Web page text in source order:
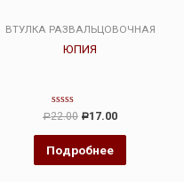
ВТУЛКА РАЗВАЛЬЦОВОЧНАЯ
ЮПИЯ
Оценка
из
Р22.00 Р17.00
Подробнее